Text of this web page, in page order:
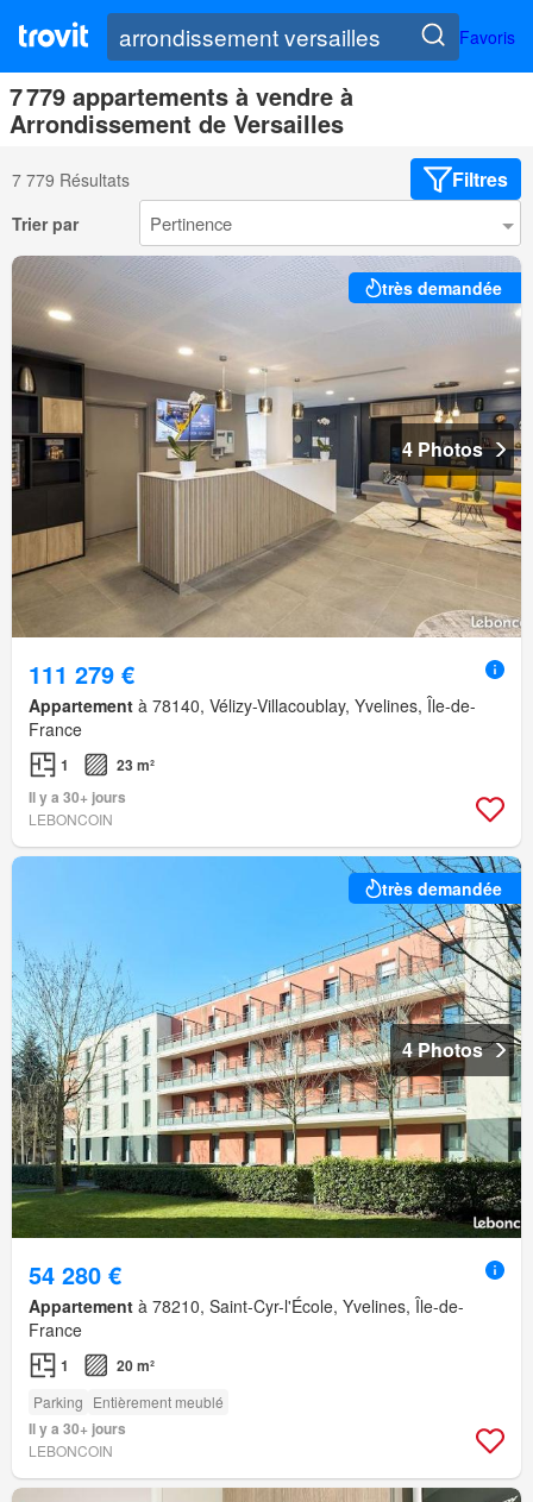
Favoris
7 779 appartements à vendre à
Arrondissement de Versailles
7 779 Résultats Filtres
Trier par
très demandée
4 Photos
111 279 €
Appartement à 78140, Vélizy-Villacoublay, Yvelines, Île-de-
France
1
23 m²
Il y a 30+ jours
LEBONCOIN
très demandée
4 Photos
54 280 €
Appartement à 78210, Saint-Cyr-l'École, Yvelines, Île-de-
France
1 20 m²
Parking Entièrement meublé
Il y a 30+ jours
LEBONCOIN